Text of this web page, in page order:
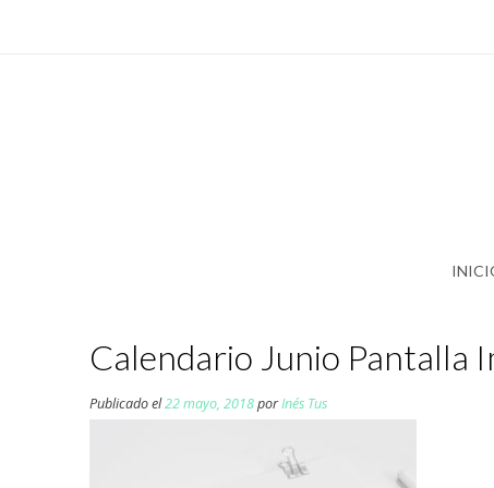
Calendario Junio Pantalla
Publicado el22 mayo, 2018porInés Tus